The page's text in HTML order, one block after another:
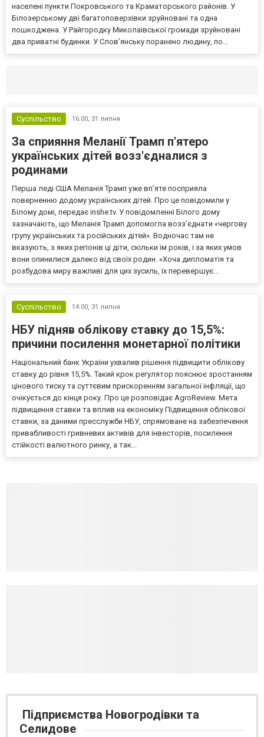
населені пункти Покровського та Краматорського районів. У
Білозерському дві багатоповерхівки зруйновані та одна
пошкоджена. У Райгородку Миколаївської громади зруйновані
два приватні будинки. У Слов’янську поранено людину, по...
Суспільство 16:00, 31 липня
За сприяння Меланії Трамп п'ятеро
українських дітей возз'єдналися з
родинами
Перша леді США Меланія Трамп уже впʼяте посприяла
поверненню додому українських дітей. Про це повідомили у
Білому домі, передає inshe.tv. У повідомленні Білого дому
зазначають, що Меланія Трамп допомогла возз’єднати «чергову
групу українських та російських дітей». Водночас там не
вказують, з яких регіонів ці діти, скільки їм років, і за яких умов
вони опинилися далеко від своїх родин. «Хоча дипломатія та
розбудова миру важливі для цих зусиль, їх перевершує...
Суспільство 14:00, 31 липня
НБУ підняв облікову ставку до 15,5%:
причини посилення монетарної політики
Національний банк України ухвалив рішення підвищити облікову
ставку до рівня 15,5%. Такий крок регулятор пояснює зростанням
цінового тиску та суттєвим прискоренням загальної інфляції, що
очікується до кінця року. Про це розповідає AgroReview. Мета
підвищення ставки та вплив на економіку Підвищення облікової
ставки, за даними пресслужби НБУ, спрямоване на забезпечення
привабливості гривневих активів для інвесторів, посилення
стійкості валютного ринку, а так...
Підприємства Новогродівки та
Селидове